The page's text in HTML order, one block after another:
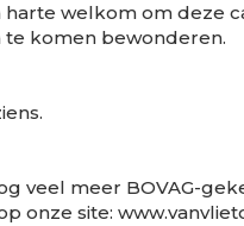
harte welkom om deze
te komen bewonderen.
veel meer BOVAG-
onze site: